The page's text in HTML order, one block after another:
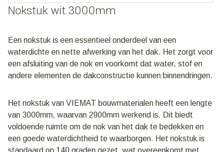
Nokstuk wit 3000mm
Een nokstuk is een essentieel onderdeel van een
waterdichte en nette afwerking van het dak. Het zorgt voor
een afsluiting van de nok en voorkomt dat water, stof en
andere elementen de dakconstructie kunnen binnendringen.
Het nokstuk van VIEMAT bouwmaterialen heeft een lengte
van 3000mm, waarvan 2900mm werkend is. Dit biedt
voldoende ruimte om de nok van het dak te bedekken en
een goede waterdichtheid te waarborgen. Het nokstuk is